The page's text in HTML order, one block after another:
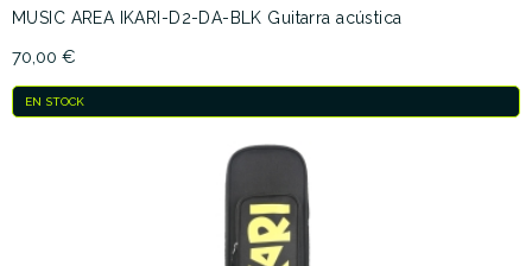
MUSIC AREA IKARI-D2-DA-BLK Guitarra acústica
70,00 €
EN STOCK